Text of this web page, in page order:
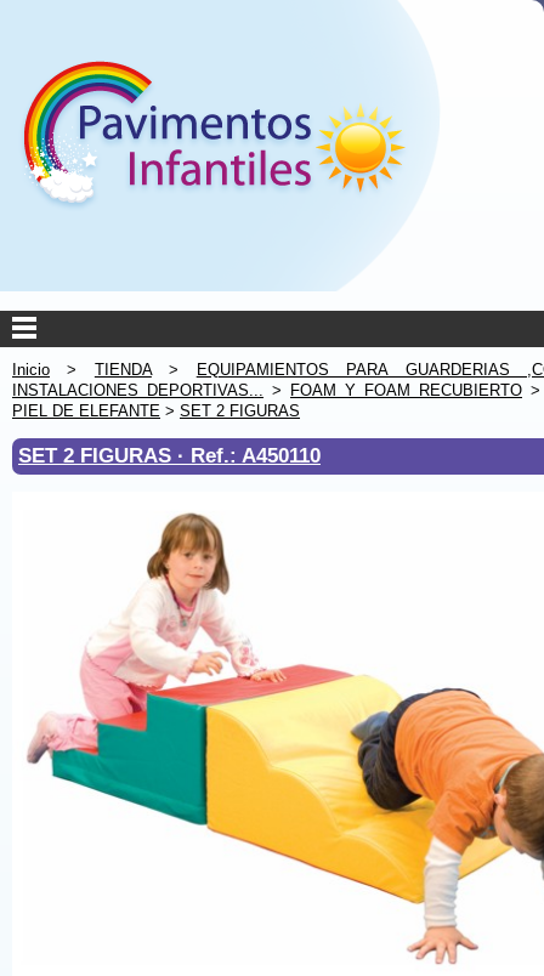
Inicio > TIENDA>
EQUIPAMIENTOS PARA GUARDERIAS
INSTALACIONES DEPORTIVAS... > FOAM Y FOAM RECUBIERTO
PIEL DE ELEFANTE > SET 2 FIGURAS
SET 2 FIGURAS · Ref.: A450110